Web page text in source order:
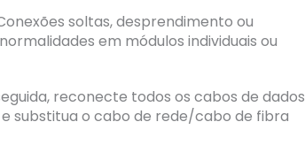
soltas, desprendimento ou
em módulos individuais ou
reconecte todos os cabos de dados
substitua o cabo de rede/cabo de fibra